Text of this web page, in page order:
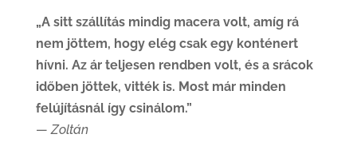
„A sitt szállítás mindig macera volt, amíg rá
nem jöttem, hogy elég csak egy konténert
hívni. Az ár teljesen rendben volt, és a srácok
időben jöttek, vitték is. Most már minden
felújításnál így csinálom.”
—Zoltán